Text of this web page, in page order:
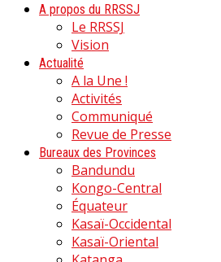
A propos du RRSSJ
Le RRSSJ
Vision
Actualité
A la Une !
Activités
Communiqué
Revue de Presse
Bureaux des Provinces
Bandundu
Kongo-Central
Équateur
Kasaï-Occidental
Kasaï-Oriental